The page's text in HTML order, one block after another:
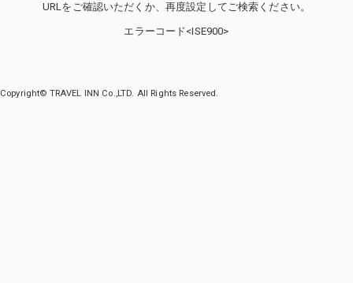
URLをご確認いただくか、再度設定してご検索ください。
エラーコード<ISE900>
Copyright© TRAVEL INN Co.,LTD. All Rights Reserved.